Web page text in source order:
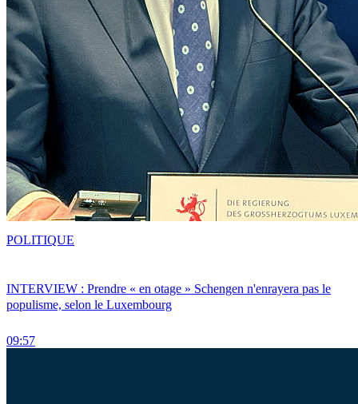
INTERVIEW : Prendre « en otage » Schengen n'enrayera pas le
populisme, selon le Luxembourg
09:57
POLITIQUE